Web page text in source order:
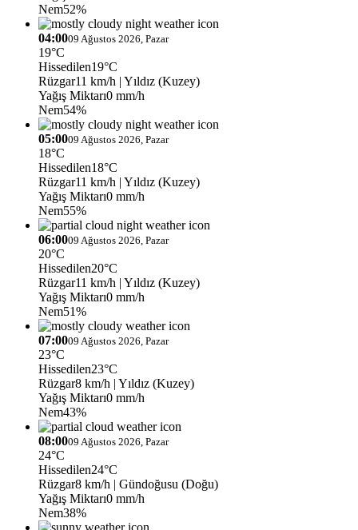
Nem52%
04:0009 Ağustos 2026, Pazar
19°C
Hissedilen19°C
Rüzgar11 km/h | Yıldız (Kuzey)
Yağış Miktarı0 mm/h
Nem54%
05:0009 Ağustos 2026, Pazar
18°C
Hissedilen18°C
Rüzgar11 km/h | Yıldız (Kuzey)
Yağış Miktarı0 mm/h
Nem55%
06:0009 Ağustos 2026, Pazar
20°C
Hissedilen20°C
Rüzgar11 km/h | Yıldız (Kuzey)
Yağış Miktarı0 mm/h
Nem51%
07:0009 Ağustos 2026, Pazar
23°C
Hissedilen23°C
Rüzgar8 km/h | Yıldız (Kuzey)
Yağış Miktarı0 mm/h
Nem43%
08:0009 Ağustos 2026, Pazar
24°C
Hissedilen24°C
Rüzgar8 km/h | Gündoğusu (Doğu)
Yağış Miktarı0 mm/h
Nem38%